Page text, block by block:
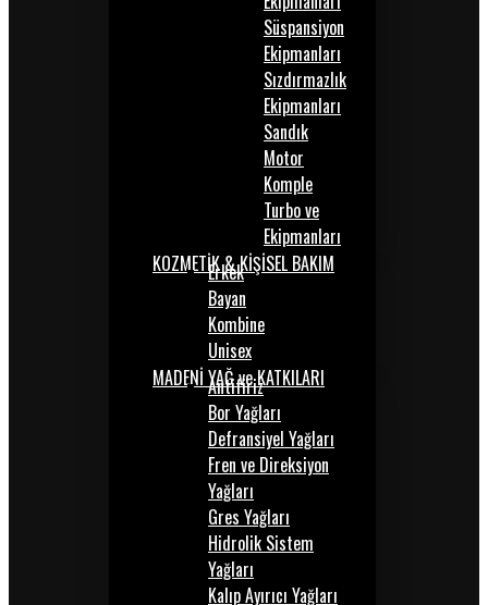
Süspansiyon
Ekipmanları
Sızdırmazlık
Ekipmanları
Sandık
Motor
Komple
Turbo ve
Ekipmanları
KOZMETİK & KİŞİSEL BAKIM
Erkek
Bayan
Kombine
Unisex
MADENİ YAĞ ve KATKILARI
Antifiriz
Bor Yağları
Defransiyel Yağları
Fren ve Direksiyon
Yağları
Gres Yağları
Hidrolik Sistem
Yağları
Kalıp Ayırıcı Yağları